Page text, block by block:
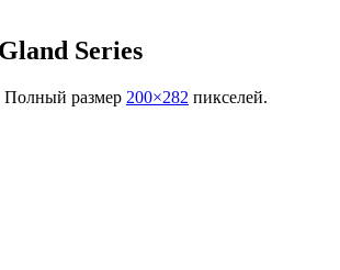
Series
Полный размер 200×282 пикселей.